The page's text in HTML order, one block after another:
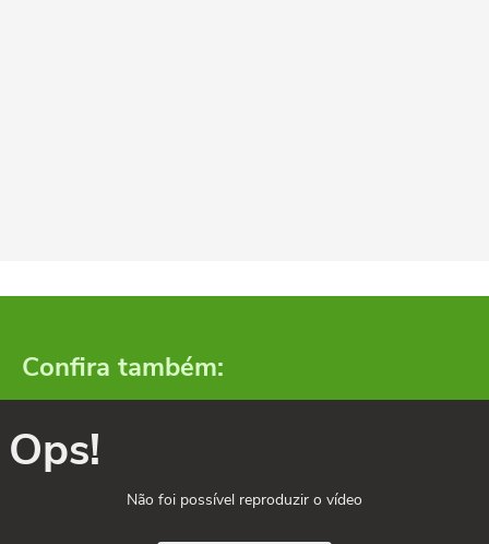
Confira também:
Ops!
Não foi possível reproduzir o vídeo